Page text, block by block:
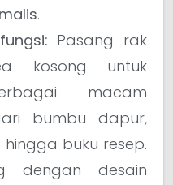
.
Pasang rak
kosong untuk
macam
bumbu dapur,
buku resep.
dengan desain